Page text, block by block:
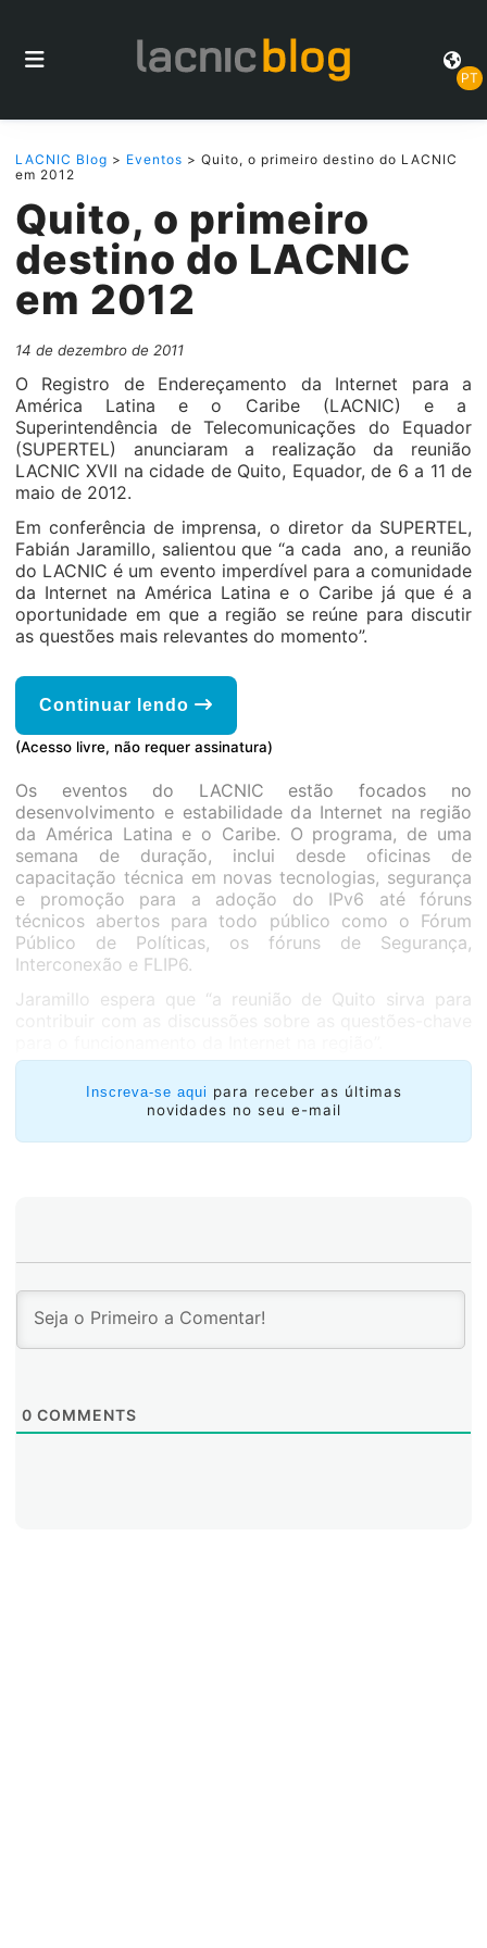
PT
LACNIC Blog > Eventos > Quito, o primeiro destino do LACNIC
em 2012
Quito, o primeiro
destino do LACNIC
em 2012
14 de dezembro de 2011
O Registro de Endereçamento da Internet para a
América Latina e o Caribe (LACNIC) e a
Superintendência de Telecomunicações do Equador
(SUPERTEL) anunciaram a realização da reunião
LACNIC XVII na cidade de Quito, Equador, de 6 a 11 de
maio de 2012.
Em conferência de imprensa, o diretor da SUPERTEL,
Fabián Jaramillo, salientou que “a cada ano, a reunião
do LACNIC é um evento imperdível para a comunidade
da Internet na América Latina e o Caribe já que é a
oportunidade em que a região se reúne para discutir
as questões mais relevantes do momento”.
Continuar lendo
(Acesso livre, não requer assinatura)
Os eventos do LACNIC estão focados no
desenvolvimento e estabilidade da Internet na região
da América Latina e o Caribe. O programa, de uma
semana de duração, inclui desde oficinas de
capacitação técnica em novas tecnologias, segurança
e promoção para a adoção do IPv6 até fóruns
técnicos abertos para todo público como o Fórum
Público de Políticas, os fóruns de Segurança,
Interconexão e FLIP6.
Jaramillo espera que “a reunião de Quito sirva para
Inscreva-se aqui para receber as últimas
novidades no seu e-mail
0 COMMENTS